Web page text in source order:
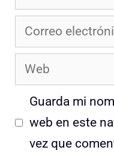
Correo
electrónico
Web
Guarda mi
web en este
vez que